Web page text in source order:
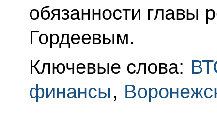
обязанности главы
Гордеевым.
Ключевые слова:
финансы,